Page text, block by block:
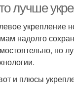
лучше
укрепление
надолго
но
и плюсы